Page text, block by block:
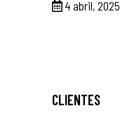
4 abril, 2025
CLIENTES